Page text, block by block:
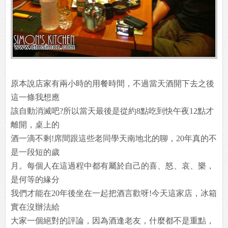
原本說店家有兩小時的用餐時間，不過當天酒開下去之後
這一條我想應
該自動消滅吧?所以當天最後是從約8點吃到快午夜12點才
離開，桌上的
酒一滴不剩!席間跟這些老同學天南地北的聊，20年真的不
是一段短的歲
月。每個人在這過程中都有屬於自己的喜、怒、哀、樂，
是何等的緣分
我們才能在20年後坐在一起把酒言歡呀!今天這家店，冰箱
實在沒辦法給
大家一個絕對的評論，因為酒逢老友，什麼都不是重點，